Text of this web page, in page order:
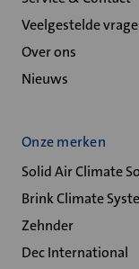
Veelgestelde
Over ons
Nieuws
Onze merken
Solid Air Climate
Brink Climate
Zehnder
Dec International